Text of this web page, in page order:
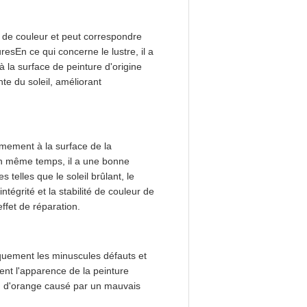
couleur et peut correspondre
ce qui concerne le lustre, il a
la surface de peinture d'origine
du soleil, améliorant
à la surface de la
même temps, il a une bonne
telles que le soleil brûlant, le
et la stabilité de couleur de
de réparation.
les minuscules défauts et
l'apparence de la peinture
causé par un mauvais